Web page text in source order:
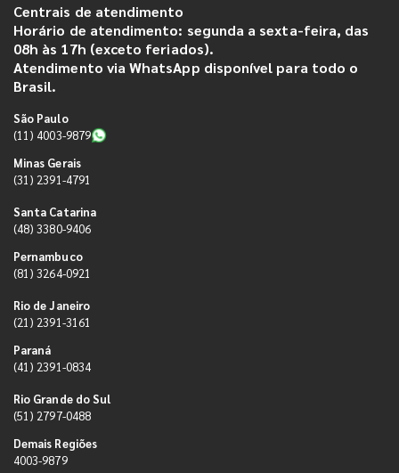
Centrais de atendimento
Horário de atendimento: segunda a sexta-feira, das
08h às 17h (exceto feriados).
Atendimento via WhatsApp disponível para todo o
Brasil.
São Paulo
(11) 4003-9879
Minas Gerais
(31) 2391-4791
Santa Catarina
(48) 3380-9406
Pernambuco
(81) 3264-0921
Rio de Janeiro
(21) 2391-3161
Paraná
(41) 2391-0834
Rio Grande do Sul
(51) 2797-0488
Demais Regiões
4003-9879